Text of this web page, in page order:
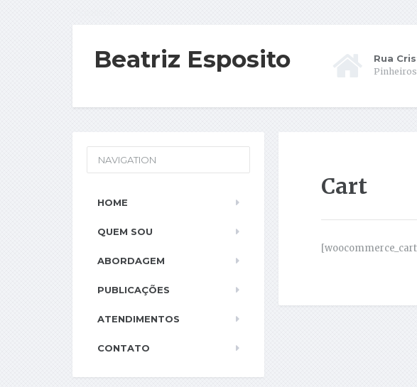
Beatriz Esposito Rua
Pinheiros
Cart
NAVIGATION
HOME
QUEM SOU
ABORDAGEM
PUBLICAÇÕES
ATENDIMENTOS
CONTATO